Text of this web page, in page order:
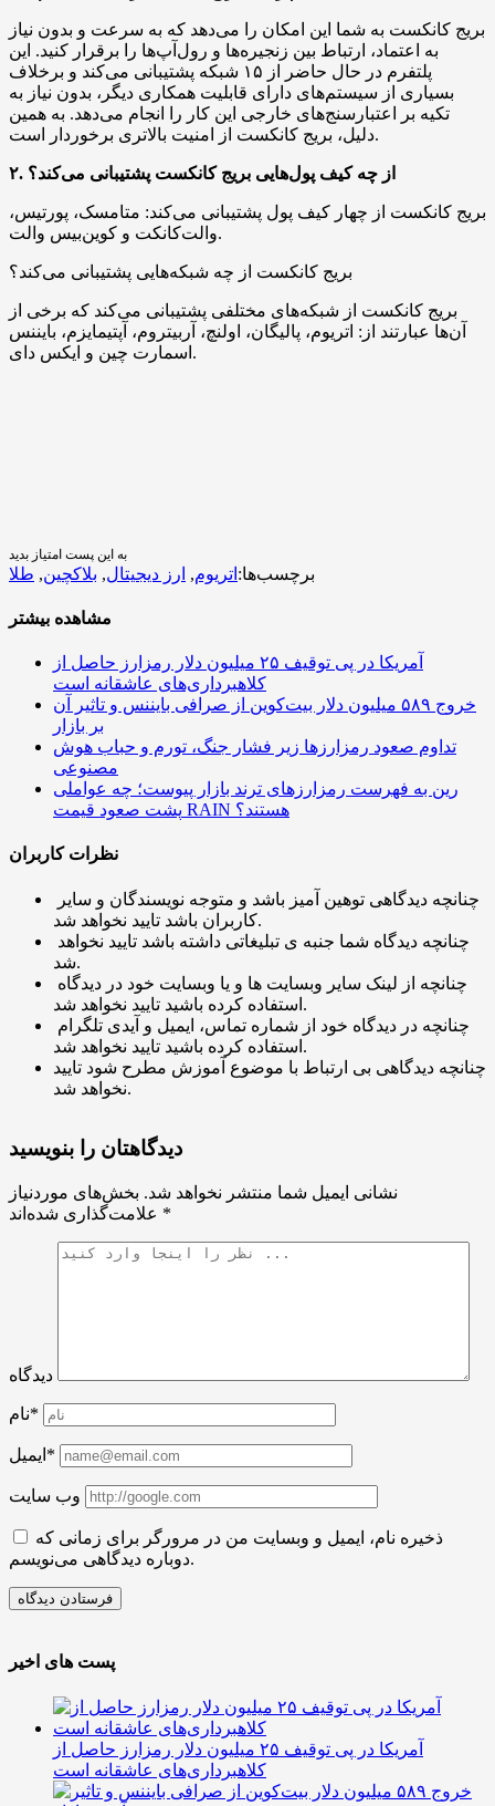
بریج کانکست به شما این امکان را می‌دهد که به سرعت و بدون نیاز
به اعتماد، ارتباط بین زنجیره‌ها و رول‌آپ‌ها را برقرار کنید. این
پلتفرم در حال حاضر از ۱۵ شبکه پشتیبانی می‌کند و برخلاف
بسیاری از سیستم‌های دارای قابلیت همکاری دیگر، بدون نیاز به
تکیه بر اعتبارسنج‌های خارجی این کار را انجام می‌دهد. به همین
دلیل، بریج کانکست از امنیت بالاتری برخوردار است.
۲. از چه کیف پول‌هایی بریج کانکست پشتیبانی می‌کند؟
بریج کانکست از چهار کیف پول پشتیبانی می‌کند: متامسک، پورتیس،
والت‌کانکت و کوین‌بیس والت.
بریج کانکست از چه شبکه‌هایی پشتیبانی می‌کند؟
بریج کانکست از شبکه‌های مختلفی پشتیبانی می‌کند که برخی از
آن‌ها عبارتند از: اتریوم، پالیگان، اولنچ، آربیتروم، آپتیمایزم، بایننس
اسمارت چین و ایکس دای.
به این پست امتیاز بدید
برچسب‌ها: اتریوم, ارز دیجیتال, بلاکچین, طلا
مشاهده بیشتر
آمریکا در پی توقیف ۲۵ میلیون دلار رمزارز حاصل از
کلاهبرداری‌های عاشقانه است
خروج ۵۸۹ میلیون دلار بیت‌کوین از صرافی بایننس و تاثیر آن
بر بازار
تداوم صعود رمزارزها زیر فشار جنگ، تورم و حباب هوش
مصنوعی
رین به فهرست رمزارزهای ترند بازار پیوست؛ چه عواملی
پشت صعود قیمت RAIN هستند؟
نظرات کاربران
کاربران باشد تایید نخواهد شد.
شد.
استفاده کرده باشید تایید نخواهد شد.
استفاده کرده باشید تایید نخواهد شد.
چنانچه دیدگاهی بی ارتباط با موضوع آموزش مطرح شود تایید
نخواهد شد.
دیدگاهتان را بنویسید
نشانی ایمیل شما منتشر نخواهد شد. بخش‌های موردنیاز
*
دیدگاه
نام*
ایمیل*
وب سایت
ذخیره نام، ایمیل و وبسایت من در مرورگر برای زمانی که
دوباره دیدگاهی می‌نویسم.
پست های اخیر
آمریکا در پی توقیف ۲۵ میلیون دلار رمزارز حاصل از
کلاهبرداری‌های عاشقانه است